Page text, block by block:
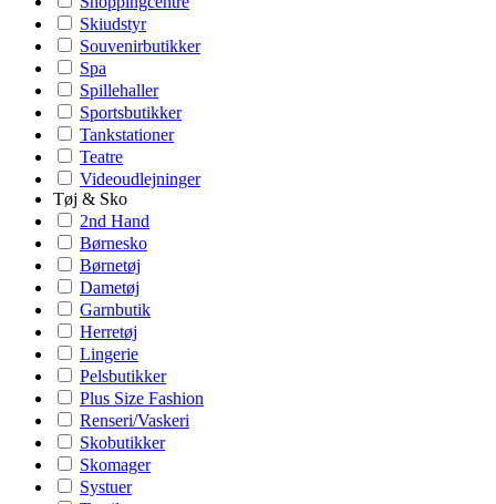
Skiudstyr
Souvenirbutikker
Spa
Spillehaller
Sportsbutikker
Tankstationer
Teatre
Videoudlejninger
Tøj & Sko
2nd Hand
Børnesko
Børnetøj
Dametøj
Garnbutik
Herretøj
Lingerie
Pelsbutikker
Plus Size Fashion
Renseri/Vaskeri
Skobutikker
Skomager
Systuer